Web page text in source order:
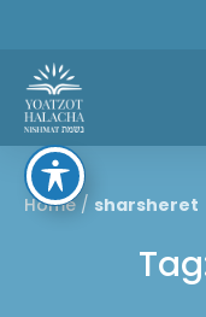
Home/ sharsheret